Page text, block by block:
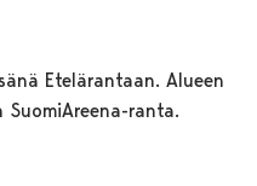
Etelärantaan. Alueen
ranta.